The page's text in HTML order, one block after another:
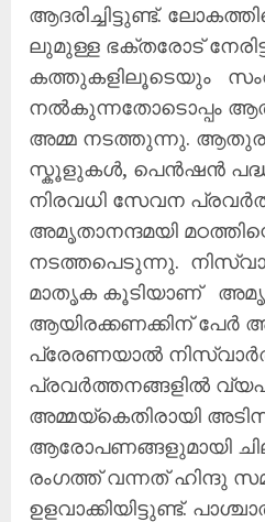
ആദരിച്ചിട്ടുണ്ട്.
ലുമുള്ള ഭക്തരോട്
കത്തുകളിലൂടെയും
നല്‍കുന്നതോടൊപ്പം
അമ്മ നടത്തുന്നു.
സ്കൂളുകള്‍, പെന്‍ഷന്‍
നിരവധി സേവന
അമൃതാനന്ദമയി
നടത്തപെടുന്നു.
മാതൃക കൂടിയാണ്
ആയിരക്കണക്കിന് പേര്‍
പ്രേരണയാല്‍
പ്രവര്‍ത്തനങ്ങളില്‍
അമ്മയ്കെതിരായി
ആരോപണങ്ങളുമായി
രംഗത്ത് വന്നത് ഹിന്ദു
ഉളവാക്കിയിട്ടുണ്ട്.